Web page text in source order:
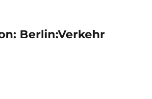
Berlin:Verkehr